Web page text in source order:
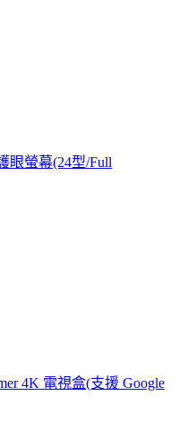
眼螢幕(24型/Full
4K 電視盒(支援 Google